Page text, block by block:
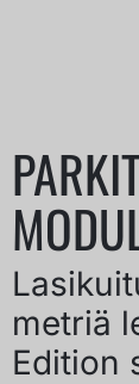
metriä
Edition